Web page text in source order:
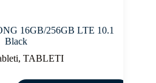
16GB/256GB LTE 10.1
Black
,TABLETI